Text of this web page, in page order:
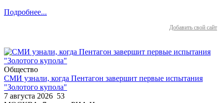
Подробнее...
Добавить свой сайт
Общество
СМИ узнали, когда Пентагон завершит первые испытания
"Золотого купола"
7 августа 2026 53